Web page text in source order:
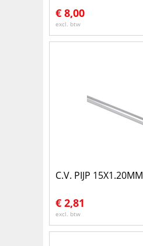
€ 8,00
excl. btw
C.V. PIJP 15X1.20MM
€ 2,81
excl. btw